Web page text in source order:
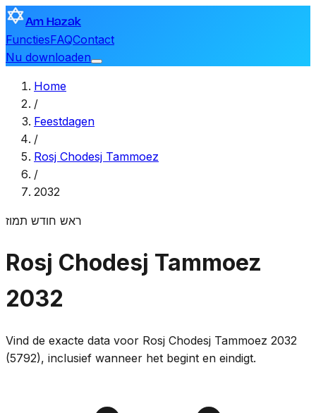
Am Hazak
FunctiesFAQContact
Nu downloaden
Home
/
Feestdagen
/
Rosj Chodesj Tammoez
/
2032
ראש חודש תמוז
Rosj Chodesj Tammoez
2032
Vind de exacte data voor Rosj Chodesj Tammoez 2032
(5792), inclusief wanneer het begint en eindigt.